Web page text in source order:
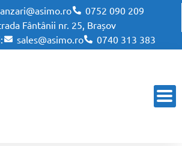
0752 090 209
Fântânii nr. 25, Brașov
sales@asimo.ro 0740 313 383